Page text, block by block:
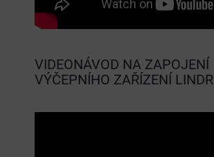
VIDEONÁVOD NA ZAPOJENÍ
VÝČEPNÍHO ZAŘÍZENÍ LINDR